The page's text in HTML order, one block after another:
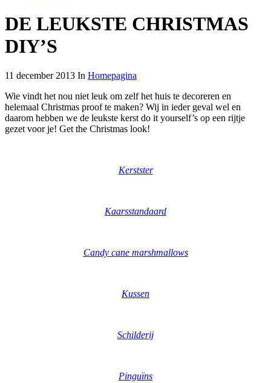
DE LEUKSTE CHRISTMAS
DIY’S
11 december 2013 In Homepagina
Wie vindt het nou niet leuk om zelf het huis te decoreren en
helemaal Christmas proof te maken? Wij in ieder geval wel en
daarom hebben we de leukste kerst do it yourself’s op een rijtje
gezet voor je! Get the Christmas look!
Kerstster
Kaarsstandaard
Candy cane marshmallows
Kussen
Schilderij
Pinguïns